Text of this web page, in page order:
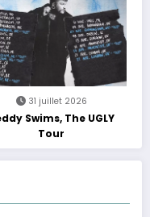
31 juillet 2026
Swims, The UGLY
Tour